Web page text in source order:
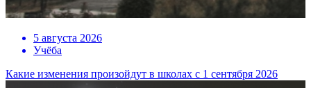
5 августа 2026
Учёба
Какие изменения произойдут в школах с 1 сентября 2026